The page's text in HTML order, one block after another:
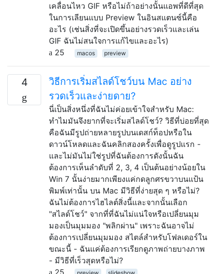
เคลื่อนไหว GIF หรือไม่ถ้าอย่างนั้นแอพที่ดีที่สุด
ในการเลียนแบบ Preview ในอินสแตนซ์นี้คือ
อะไร (เช่นสิ่งที่จะเปิดขึ้นอย่างรวดเร็วและเล่น
GIF ฉันไม่สนใจการแก้ไขและอะไร)
25
macos preview
4
วิธีการเริ่มสไลด์โชว์บน Mac อย่าง
รวดเร็วและง่ายดาย?
นี่เป็นสิ่งหนึ่งที่ฉันไม่ค่อยเข้าใจสำหรับ Mac:
ทำไมมันจึงยากที่จะเริ่มสไลด์โชว์? วิธีที่บ่อยที่สุด
คือฉันมีรูปถ่ายหลายรูปบนเดสก์ท็อปหรือใน
ดาวน์โหลดและฉันคลิกสองครั้งเพื่อดูรูปแรก -
และไม่มันไม่ใช่รูปที่ฉันต้องการดังนั้นฉัน
ต้องการเห็นลำดับที่ 2, 3, 4 เป็นต้นอย่างน้อยใน
Win 7 นั้นง่ายมากเพียงแค่กดลูกศรขวาบนแป้น
พิมพ์เท่านั้น บน Mac มีวิธีที่ง่ายสุด ๆ หรือไม่?
ฉันไม่ต้องการไฮไลต์สิ่งนี้และจากนั้นเลือก
"สไลด์โชว์" จากที่ที่ฉันไม่แน่ใจหรือเปลี่ยนมุม
มองเป็นมุมมอง "พลิกผ่าน" เพราะฉันอาจไม่
ต้องการเปลี่ยนมุมมอง สไตล์สำหรับโฟลเดอร์ใน
ขณะนี้ - ฉันแค่ต้องการเรียกดูภาพถ่ายบางภาพ
- มีวิธีที่เร็วสุดหรือไม่?
25